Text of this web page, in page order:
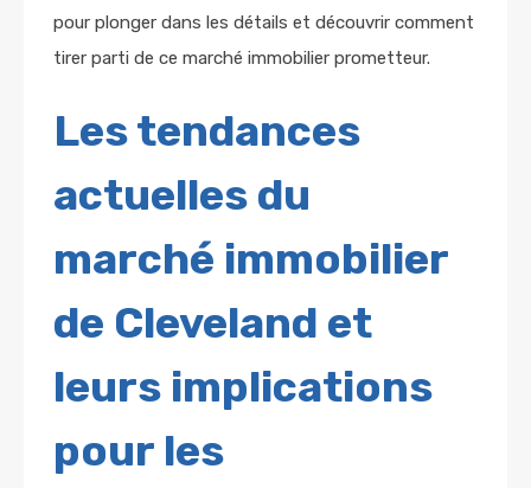
pour plonger dans les détails et découvrir comment
tirer parti de ce marché immobilier prometteur.
Les tendances
actuelles du
marché immobilier
de Cleveland et
leurs implications
pour les